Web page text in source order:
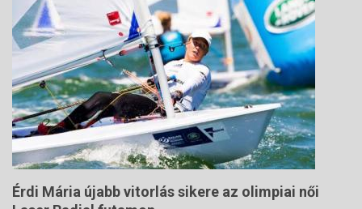
Érdi Mária újabb vitorlás sikere az olimpiai női